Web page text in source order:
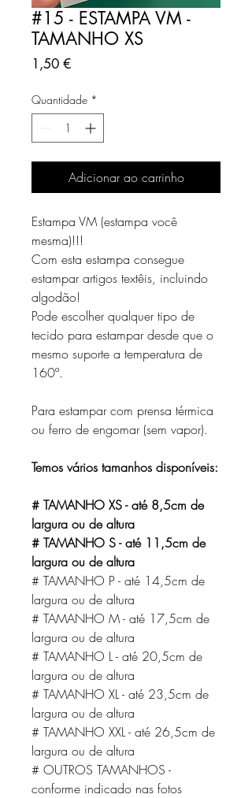
#15 - ESTAMPA VM -
TAMANHO XS
1,50 €Preço
Quantidade *
Adicionar ao carrinho
Estampa VM (estampa você
mesma)!!!
Com esta estampa consegue
estampar artigos textêis, incluindo
algodão!
Pode escolher qualquer tipo de
tecido para estampar desde que o
mesmo suporte a temperatura de
160º.
Para estampar com prensa térmica
ou ferro de engomar (sem vapor).
Temos vários tamanhos disponíveis:
# TAMANHO XS - até 8,5cm de
largura ou de altura
# TAMANHO S - até 11,5cm de
largura ou de altura
# TAMANHO P - até 14,5cm de
largura ou de altura
# TAMANHO M - até 17,5cm de
largura ou de altura
# TAMANHO L - até 20,5cm de
largura ou de altura
# TAMANHO XL - até 23,5cm de
largura ou de altura
# TAMANHO XXL - até 26,5cm de
largura ou de altura
# OUTROS TAMANHOS -
conforme indicado nas fotos